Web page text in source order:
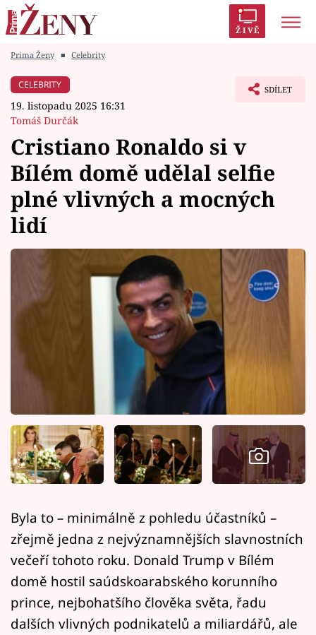
ŽIVĚ
Módní alarm
Témata
Celebrity
Vztahy
Seriály
Horoskopy
Sledujte prima+
Filmový festival Karlovy Vary
Pořady
Mámy sobě
Sledujte nás
Prima Ženy ■ Celebrity
CELEBRITY
19. listopadu 2025 16:31
Tomáš Durčák
SDÍLET
Cristiano Ronaldo si v
Bílém domě udělal selfie
plné vlivných a mocných
lidí
Byla to – minimálně z pohledu účastníků –
zřejmě jedna z nejvýznamnějších slavnostních
večeří tohoto roku. Donald Trump v Bílém
domě hostil saúdskoarabského korunního
prince, nejbohatšího člověka světa, řadu
dalších vlivných podnikatelů a miliardářů, ale